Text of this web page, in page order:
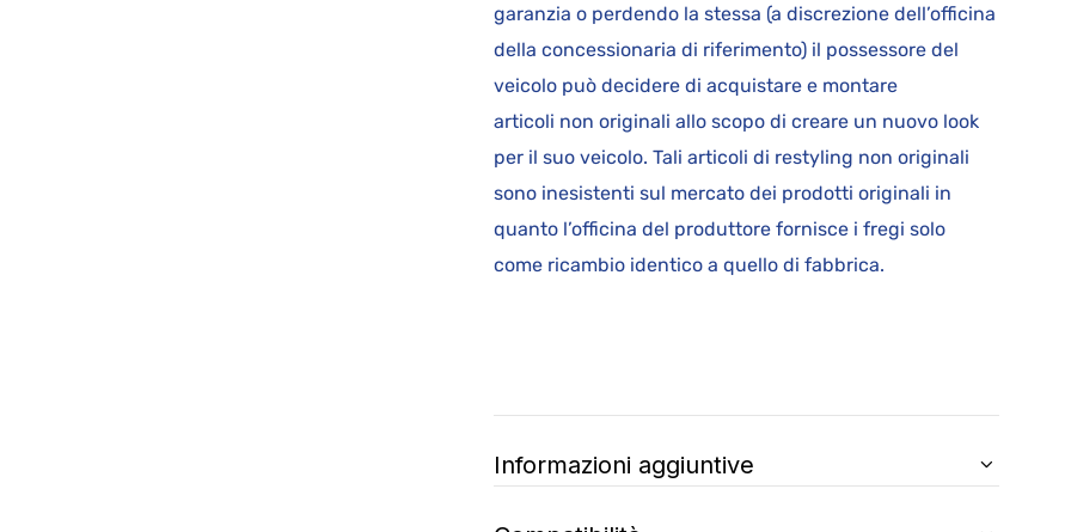
garanzia o perdendo la stessa (a discrezione dell’officina
della concessionaria di riferimento) il possessore del
veicolo può decidere di acquistare e montare
articoli non originali allo scopo di creare un nuovo look
per il suo veicolo. Tali articoli di restyling non originali
sono inesistenti sul mercato dei prodotti originali in
quanto l’officina del produttore fornisce i fregi solo
come ricambio identico a quello di fabbrica.
Informazioni aggiuntive